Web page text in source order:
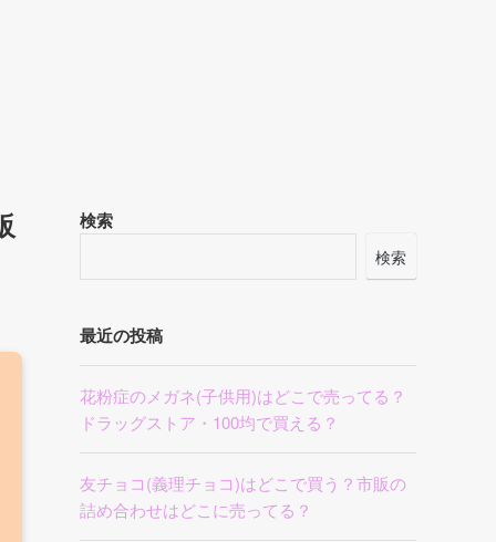
検索
検索
最近の投稿
花粉症のメガネ(子供用)はどこで売ってる？
ドラッグストア・100均で買える？
友チョコ(義理チョコ)はどこで買う？市販の
詰め合わせはどこに売ってる？